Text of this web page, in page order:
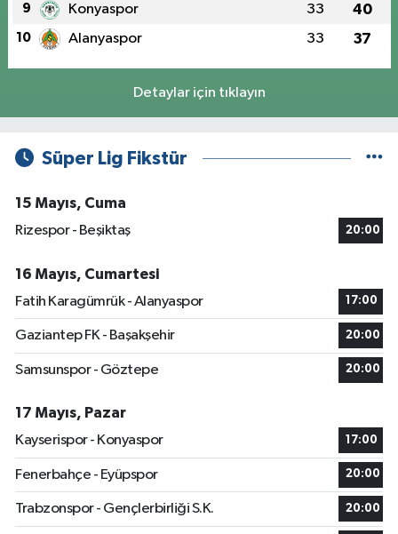
9 Konyaspor 33 40
10 Alanyaspor 33 37
Detaylar için tıklayın
Süper Lig Fikstür
15 Mayıs, Cuma
Rizespor - Beşiktaş
20:00
16 Mayıs, Cumartesi
Fatih Karagümrük - Alanyaspor
17:00
Gaziantep FK - Başakşehir 20:00
Samsunspor - Göztepe 20:00
17 Mayıs, Pazar
Kayserispor - Konyaspor
17:00
Fenerbahçe - Eyüpspor 20:00
Trabzonspor - Gençlerbirliği S.K. 20:00